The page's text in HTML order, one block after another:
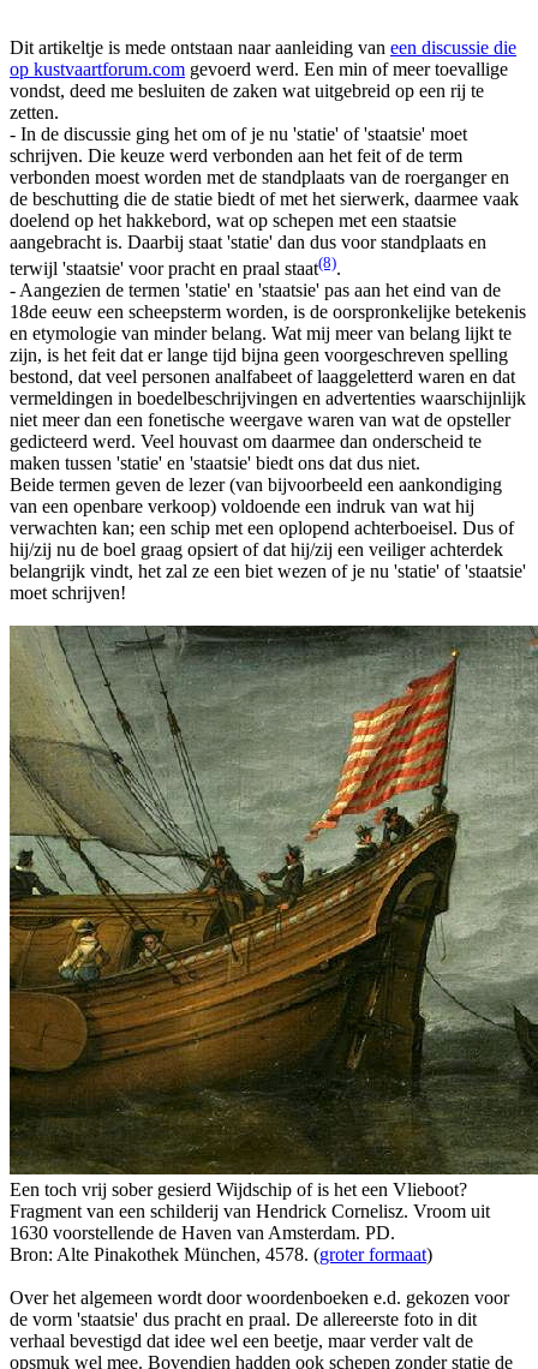
Dit artikeltje is mede ontstaan naar aanleiding van een discussie die
op kustvaartforum.com gevoerd werd. Een min of meer toevallige
vondst, deed me besluiten de zaken wat uitgebreid op een rij te
zetten.
- In de discussie ging het om of je nu 'statie' of 'staatsie' moet
schrijven. Die keuze werd verbonden aan het feit of de term
verbonden moest worden met de standplaats van de roerganger en
de beschutting die de statie biedt of met het sierwerk, daarmee vaak
doelend op het hakkebord, wat op schepen met een staatsie
aangebracht is. Daarbij staat 'statie' dan dus voor standplaats en
terwijl 'staatsie' voor pracht en praal staat(8).
- Aangezien de termen 'statie' en 'staatsie' pas aan het eind van de
18de eeuw een scheepsterm worden, is de oorspronkelijke betekenis
en etymologie van minder belang. Wat mij meer van belang lijkt te
zijn, is het feit dat er lange tijd bijna geen voorgeschreven spelling
bestond, dat veel personen analfabeet of laaggeletterd waren en dat
vermeldingen in boedelbeschrijvingen en advertenties waarschijnlijk
niet meer dan een fonetische weergave waren van wat de opsteller
gedicteerd werd. Veel houvast om daarmee dan onderscheid te
maken tussen 'statie' en 'staatsie' biedt ons dat dus niet.
Beide termen geven de lezer (van bijvoorbeeld een aankondiging
van een openbare verkoop) voldoende een indruk van wat hij
verwachten kan; een schip met een oplopend achterboeisel. Dus of
hij/zij nu de boel graag opsiert of dat hij/zij een veiliger achterdek
belangrijk vindt, het zal ze een biet wezen of je nu 'statie' of 'staatsie'
moet schrijven!
Een toch vrij sober gesierd Wijdschip of is het een Vlieboot?
Fragment van een schilderij van Hendrick Cornelisz. Vroom uit
1630 voorstellende de Haven van Amsterdam. PD.
Bron: Alte Pinakothek München, 4578. (groter formaat)
Over het algemeen wordt door woordenboeken e.d. gekozen voor
de vorm 'staatsie' dus pracht en praal. De allereerste foto in dit
verhaal bevestigd dat idee wel een beetje, maar verder valt de
opsmuk wel mee. Bovendien hadden ook schepen zonder statie de